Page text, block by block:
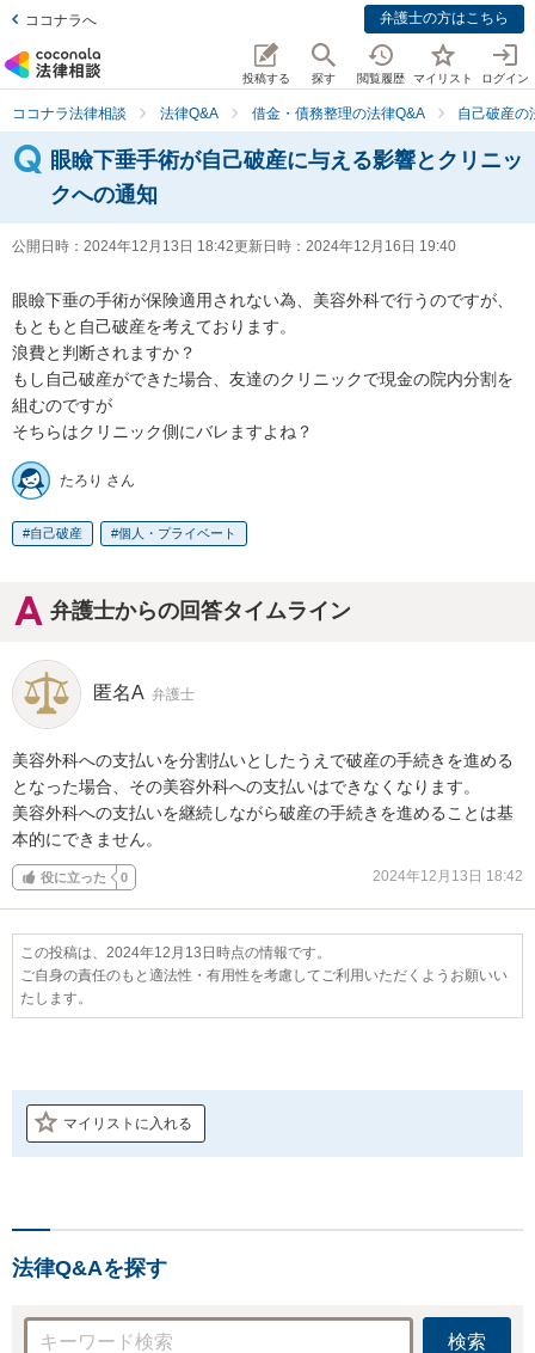
ココナラへ 弁護士の方はこちら
投稿する 探す 閲覧履歴 マイリスト ログイン
ココナラ法律相談 法律Q&A 借金・債務整理の法律Q&A 自己破産の
眼瞼下垂手術が自己破産に与える影響とクリニッ
クへの通知
公開日時： 2024年12月13日 18:42更新日時： 2024年12月16日 19:40
眼瞼下垂の手術が保険適用されない為、美容外科で行うのですが、
もともと自己破産を考えております。
浪費と判断されますか？
もし自己破産ができた場合、友達のクリニックで現金の院内分割を
組むのですが
そちらはクリニック側にバレますよね？
たろり さん
自己破産 個人・プライベート
弁護士からの回答タイムライン
匿名A 弁護士
美容外科への支払いを分割払いとしたうえで破産の手続きを進める
となった場合、その美容外科への支払いはできなくなります。
美容外科への支払いを継続しながら破産の手続きを進めることは基
本的にできません。
役に立った 0 2024年12月13日 18:42
この投稿は、2024年12月13日時点の情報です。
ご自身の責任のもと適法性・有用性を考慮してご利用いただくようお願いい
たします。
マイリストに入れる
法律Q&Aを探す
検索